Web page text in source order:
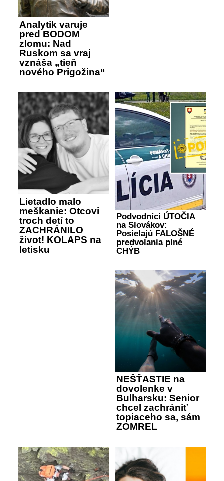
Analytik varuje
pred BODOM
zlomu: Nad
Ruskom sa vraj
vznáša „tieň
nového Prigožina“
Lietadlo malo
meškanie: Otcovi
troch detí to
ZACHRÁNILO
život! KOLAPS na
letisku
Podvodníci ÚTOČIA
na Slovákov:
Posielajú FALOŠNÉ
predvolania plné
CHÝB
NEŠŤASTIE na
dovolenke v
Bulharsku: Senior
chcel zachrániť
topiaceho sa, sám
ZOMREL